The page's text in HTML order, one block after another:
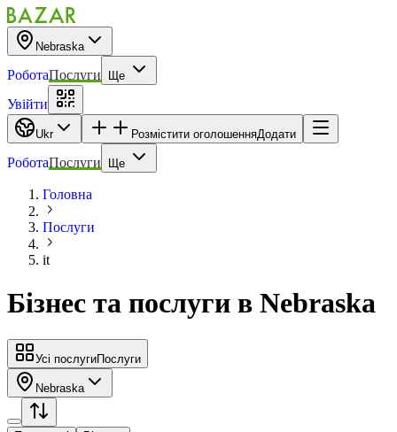
Nebraska
РоботаПослуги Ще
Увійти
Ukr Розмістити оголошенняДодати
РоботаПослуги Ще
Головна
Послуги
it
Бізнес та послуги в Nebraska
Усі послугиПослуги
Nebraska